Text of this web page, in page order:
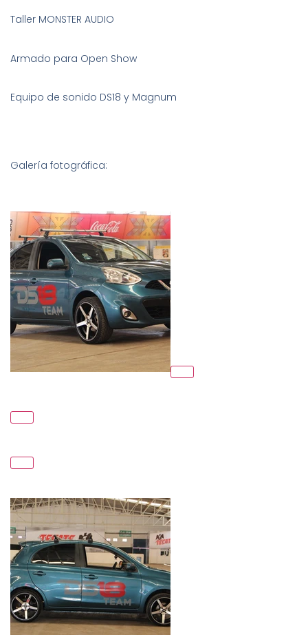
Taller MONSTER AUDIO
Armado para Open Show
Equipo de sonido DS18 y Magnum
Galería fotográfica: